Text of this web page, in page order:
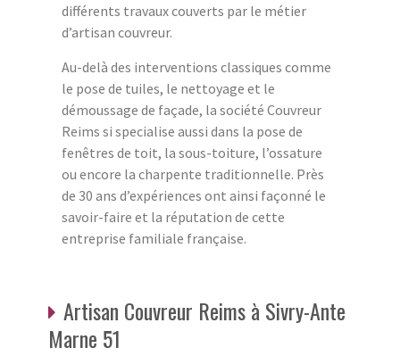
différents travaux couverts par le métier
d’artisan couvreur.
Au-delà des interventions classiques comme
le pose de tuiles, le nettoyage et le
démoussage de façade, la société Couvreur
Reims si specialise aussi dans la pose de
fenêtres de toit, la sous-toiture, l’ossature
ou encore la charpente traditionnelle. Près
de 30 ans d’expériences ont ainsi façonné le
savoir-faire et la réputation de cette
entreprise familiale française.
Artisan Couvreur Reims à Sivry-Ante
Marne 51